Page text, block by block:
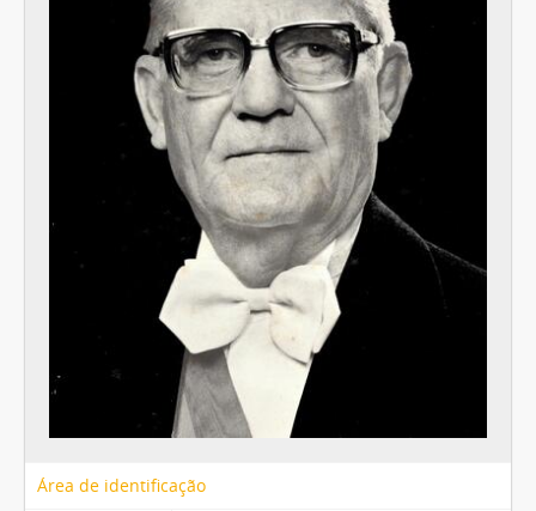
Área de identificação